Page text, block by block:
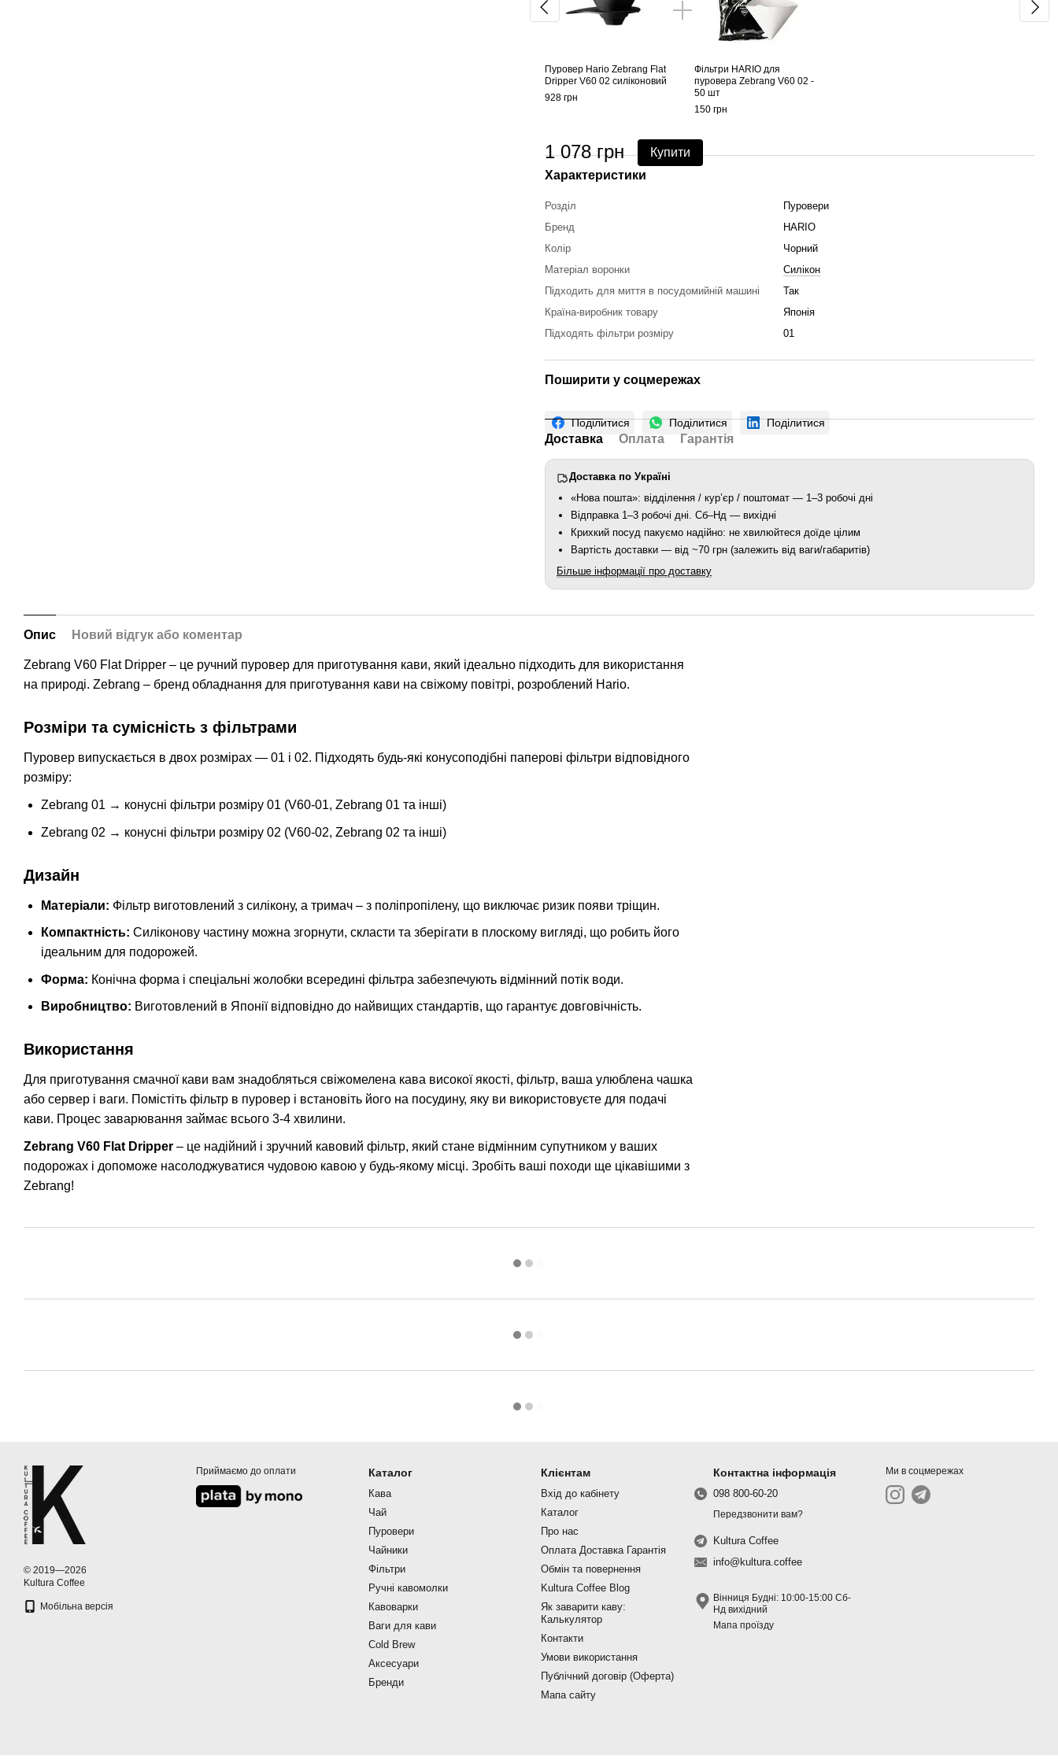
Пуровер Hario Zebrang Flat
Dripper V60 02 силіконовий
928 грн
Фільтри HARIO для
пуровера Zebrang V60 02 -
50 шт
150 грн
1 078 грн Купити
Характеристики
Розділ
Пуровери
Бренд
HARIO
Колір
Чорний
Матеріал воронки
Силікон
Підходить для миття в посудомийній машині
Так
Країна-виробник товару
Японія
Підходять фільтри розміру
01
Поширити у соцмережах
Поділитися Поділитися Поділитися
Доставка Оплата Гарантія
Доставка по Україні
«Нова пошта»: відділення / кур’єр / поштомат — 1–3 робочі дні
Відправка 1–3 робочі дні. Сб–Нд — вихідні
Крихкий посуд пакуємо надійно: не хвилюйтеся доїде цілим
Вартість доставки — від ~70 грн (залежить від ваги/габаритів)
Більше інформації про доставку
Опис Новий відгук або коментар
Zebrang V60 Flat Dripper – це ручний пуровер для приготування кави, який ідеально підходить для використання
на природі. Zebrang – бренд обладнання для приготування кави на свіжому повітрі, розроблений Hario.
Розміри та сумісність з фільтрами
Пуровер випускається в двох розмірах — 01 і 02. Підходять будь-які конусоподібні паперові фільтри відповідного
розміру:
Zebrang 01 → конусні фільтри розміру 01 (V60-01, Zebrang 01 та інші)
Zebrang 02 → конусні фільтри розміру 02 (V60-02, Zebrang 02 та інші)
Дизайн
Матеріали: Фільтр виготовлений з силікону, а тримач – з поліпропілену, що виключає ризик появи тріщин.
Компактність: Силіконову частину можна згорнути, скласти та зберігати в плоскому вигляді, що робить його
ідеальним для подорожей.
Форма: Конічна форма і спеціальні жолобки всередині фільтра забезпечують відмінний потік води.
Виробництво: Виготовлений в Японії відповідно до найвищих стандартів, що гарантує довговічність.
Використання
Для приготування смачної кави вам знадобляться свіжомелена кава високої якості, фільтр, ваша улюблена чашка
або сервер і ваги. Помістіть фільтр в пуровер і встановіть його на посудину, яку ви використовуєте для подачі
кави. Процес заварювання займає всього 3-4 хвилини.
Zebrang V60 Flat Dripper – це надійний і зручний кавовий фільтр, який стане відмінним супутником у ваших
подорожах і допоможе насолоджуватися чудовою кавою у будь-якому місці. Зробіть ваші походи ще цікавішими з
Zebrang!
© 2019—2026
Kultura Coffee
Мобільна версія
Приймаємо до оплати Каталог
Кава
Чай
Пуровери
Чайники
Фільтри
Ручні кавомолки
Кавоварки
Ваги для кави
Cold Brew
Аксесуари
Бренди
Клієнтам
Вхід до кабінету
Каталог
Про нас
Оплата Доставка Гарантія
Обмін та повернення
Kultura Coffee Blog
Як заварити каву:
Калькулятор
Контакти
Умови використання
Публічний договір (Оферта)
Мапа сайту
Контактна інформація
098 800-60-20
Передзвонити вам?
Kultura Coffee
info@kultura.coffee
Вінниця Будні: 10:00-15:00 Сб-
Нд вихідний
Мапа проїзду
Ми в соцмережах